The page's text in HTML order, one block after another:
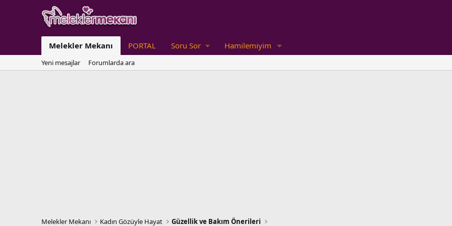
Melekler Mekanı PORTAL Soru Sor Hamilemiyim
Yeni mesajlar Forumlarda ara
Melekler Mekanı Kadın Gözüyle Hayat Güzellik ve Bakım Önerileri